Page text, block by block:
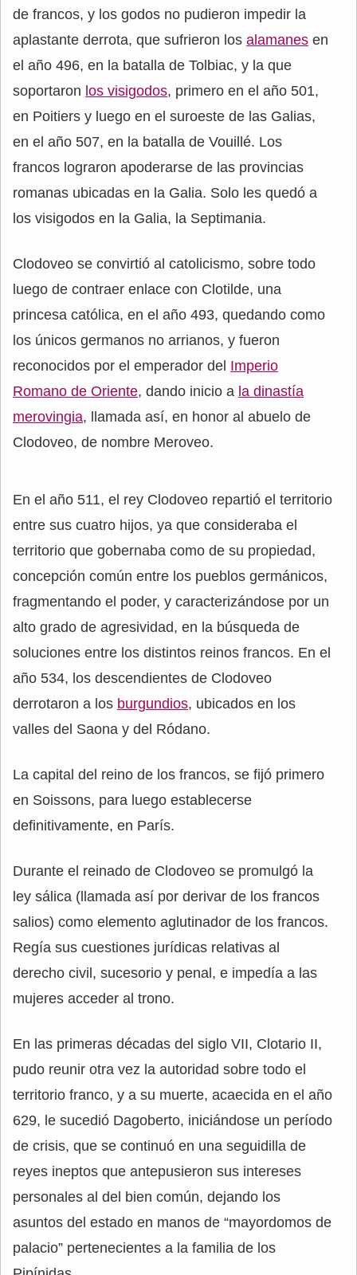
de francos, y los godos no pudieron impedir la
aplastante derrota, que sufrieron los alamanes en
el año 496, en la batalla de Tolbiac, y la que
soportaron los visigodos, primero en el año 501,
en Poitiers y luego en el suroeste de las Galias,
en el año 507, en la batalla de Vouillé. Los
francos lograron apoderarse de las provincias
romanas ubicadas en la Galia. Solo les quedó a
los visigodos en la Galia, la Septimania.
Clodoveo se convirtió al catolicismo, sobre todo
luego de contraer enlace con Clotilde, una
princesa católica, en el año 493, quedando como
los únicos germanos no arrianos, y fueron
reconocidos por el emperador del Imperio
Romano de Oriente, dando inicio a la dinastía
merovingia, llamada así, en honor al abuelo de
Clodoveo, de nombre Meroveo.
En el año 511, el rey Clodoveo repartió el territorio
entre sus cuatro hijos, ya que consideraba el
territorio que gobernaba como de su propiedad,
concepción común entre los pueblos germánicos,
fragmentando el poder, y caracterizándose por un
alto grado de agresividad, en la búsqueda de
soluciones entre los distintos reinos francos. En el
año 534, los descendientes de Clodoveo
derrotaron a los burgundios, ubicados en los
valles del Saona y del Ródano.
La capital del reino de los francos, se fijó primero
en Soissons, para luego establecerse
definitivamente, en París.
Durante el reinado de Clodoveo se promulgó la
ley sálica (llamada así por derivar de los francos
salios) como elemento aglutinador de los francos.
Regía sus cuestiones jurídicas relativas al
derecho civil, sucesorio y penal, e impedía a las
mujeres acceder al trono.
En las primeras décadas del siglo VII, Clotario II,
pudo reunir otra vez la autoridad sobre todo el
territorio franco, y a su muerte, acaecida en el año
629, le sucedió Dagoberto, iniciándose un período
de crisis, que se continuó en una seguidilla de
reyes ineptos que antepusieron sus intereses
personales al del bien común, dejando los
asuntos del estado en manos de “mayordomos de
palacio” pertenecientes a la familia de los